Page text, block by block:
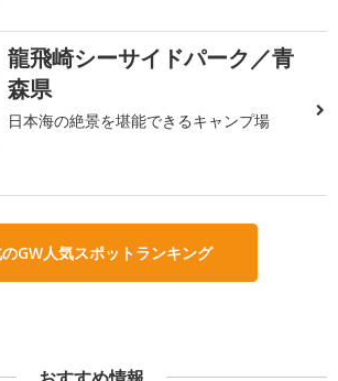
龍飛崎シーサイドパーク／青
森県
日本海の絶景を堪能できるキャンプ場
GW人気スポットランキング